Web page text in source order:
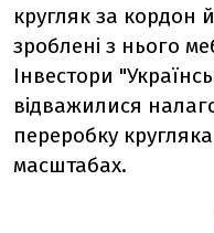
кругляк за кордон
зроблені з нього
Інвестори
відважилися
переробку
масштабах.